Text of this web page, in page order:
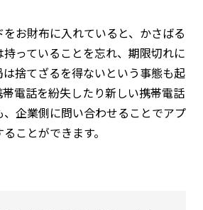
お財布に入れていると、かさばる
っていることを忘れ、期限切れに
捨てざるを得ないという事態も起
電話を紛失したり新しい携帯電話
企業側に問い合わせることでアプ
ことができます。